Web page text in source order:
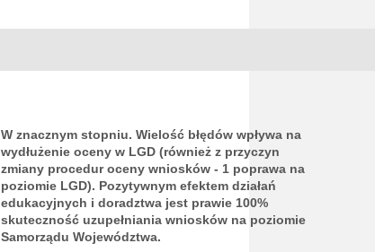
W znacznym stopniu. Wielość błędów wpływa na
wydłużenie oceny w LGD (również z przyczyn
zmiany procedur oceny wniosków - 1 poprawa na
poziomie LGD). Pozytywnym efektem działań
edukacyjnych i doradztwa jest prawie 100%
skuteczność uzupełniania wniosków na poziomie
Samorządu Województwa.